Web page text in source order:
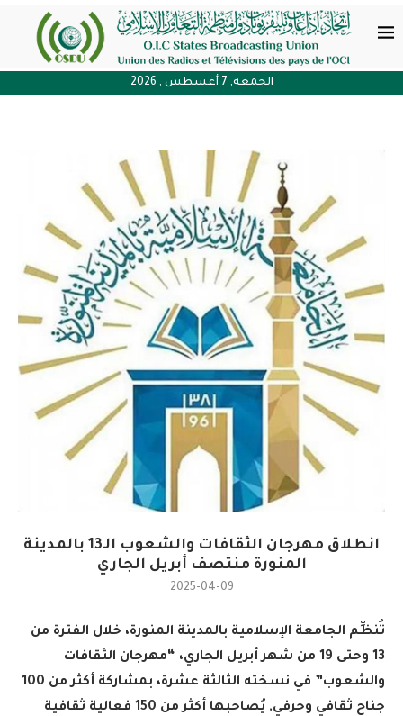
الجمعة, 7 أغسطس , 2026
انطلاق مهرجان الثقافات والشعوب الـ13 بالمدينة
المنورة منتصف أبريل الجاري
2025-04-09
تُنظِّم الجامعة الإسلامية بالمدينة المنورة، خلال الفترة من
13 وحتى 19 من شهر أبريل الجاري، “مهرجان الثقافات
والشعوب” في نسخته الثالثة عشرة، بمشاركة أكثر من 100
جناح ثقافي وحرفي, يُصاحبها أكثر من 150 فعالية ثقافية